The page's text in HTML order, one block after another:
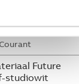
Future
studiowit